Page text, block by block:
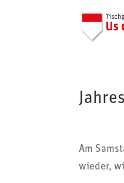
Am
wieder,